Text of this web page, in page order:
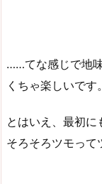
……てな感じで地
くちゃ楽しいです。
とはいえ、最初に
そろそろツモって